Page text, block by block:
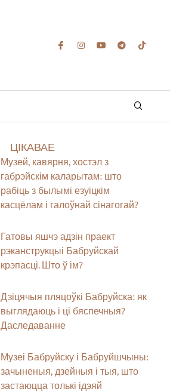
ЦІКАВАЕ
Музей, кавярня, хостэл з
габрэйскім каларытам: што
рабіць з былымі езуіцкім
касцёлам і галоўнай сінагогай?
Гатовы яшчэ адзін праект
рэканструкцыі Бабруйскай
крэпасці. Што ў ім?
Дзіцячыя пляцоўкі Бабруйска: як
выглядаюць і ці бяспечныя?
Даследаванне
Музеі Бабруйску і Бабруйшчыны:
зачыненыя, дзейныя і тыя, што
застаюцца толькі ідэяй